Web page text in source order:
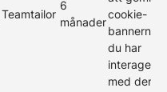
Teamtailor
6
månader
cookie-
bannern
du har
interagerat
med den.